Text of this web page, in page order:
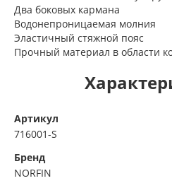
Два боковых кармана
Водонепроницаемая молния
Эластичный стяжной пояс
Прочный материал в области
Артикул
716001-S
Бренд
NORFIN